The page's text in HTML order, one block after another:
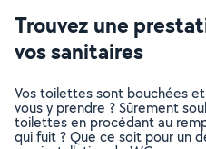
Trouvez une
vos sanitaires
Vos toilettes sont bouchées
vous y prendre ? Sûrement
toilettes en procédant au
qui fuit ? Que ce soit pour un